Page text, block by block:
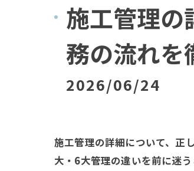
施工管理の
務の流れを
2026/06/24
施工管理の詳細について、正
大・6大管理の違いを前に迷